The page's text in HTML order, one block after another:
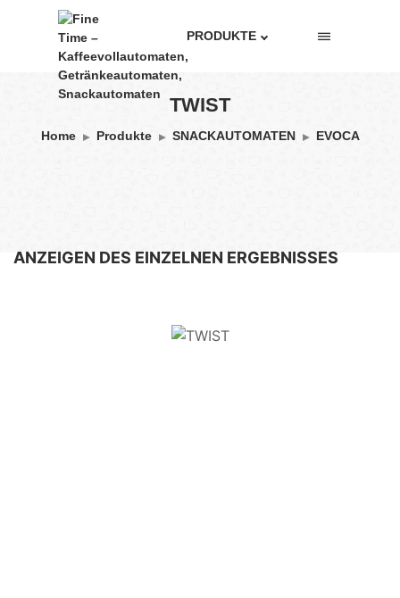
PRODUKTE
TWIST
Home Produkte SNACKAUTOMATEN EVOCA
ANZEIGEN DES EINZELNEN ERGEBNISSES